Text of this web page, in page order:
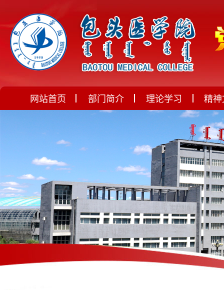
网站首页 部门简介 理论学习 精神